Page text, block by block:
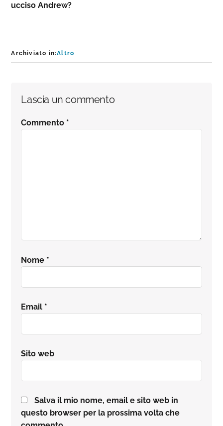
ucciso Andrew?
Archiviato in:Altro
Interazioni
del
Lascia un commento
Commento *
Nome *
Email *
Sito web
Salva il mio nome, email e sito web in
questo browser per la prossima volta che